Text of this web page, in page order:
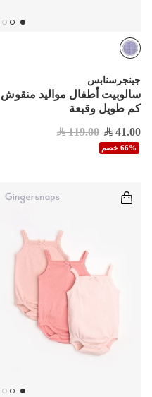
جينجرسنابس
سالوبيت أطفال مواليد منقوش
كم طويل وقبعة
41.00
119.00
66% خصم